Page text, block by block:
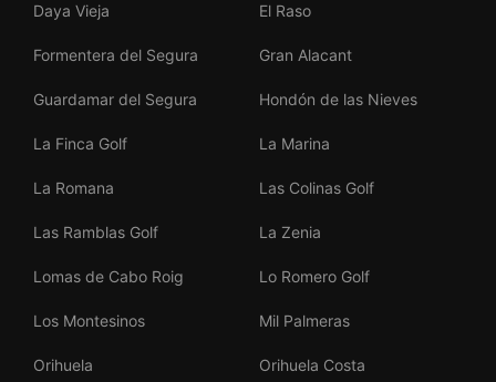
Daya Vieja El Raso
Formentera del Segura Gran Alacant
Guardamar del Segura Hondón de las Nieves
La Finca Golf La Marina
La Romana Las Colinas Golf
Las Ramblas Golf La Zenia
Lomas de Cabo Roig Lo Romero Golf
Los Montesinos Mil Palmeras
Orihuela Orihuela Costa